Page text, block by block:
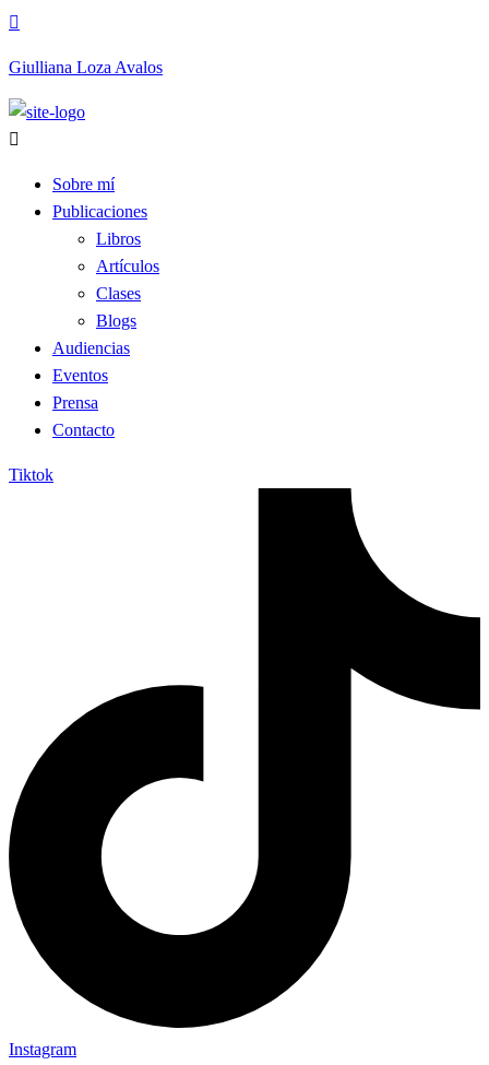
Giulliana Loza Avalos
Sobre mí
Publicaciones
Libros
Artículos
Clases
Blogs
Audiencias
Eventos
Prensa
Contacto
Tiktok
Instagram